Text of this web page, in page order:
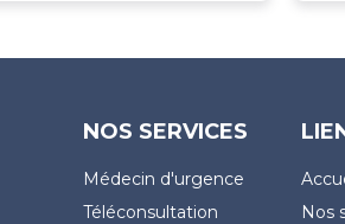
NOS SERVICES
Médecin d'urgence
Téléconsultation
Nos